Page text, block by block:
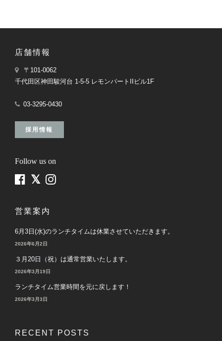
店舗情報
〒101-0062
千代田区神田駿河台 1-5-5 レモンパートIIビル1F
03-3295-0430
採用情報
Follow us on
営業案内
6月3日(水)のランチタイムは休業させていただきます。
2026年6月2日
３月20日（祝）は通常営業いたします。
2026年3月19日
ランチタイム営業時間を元に戻します！
2026年3月3日
RECENT POSTS